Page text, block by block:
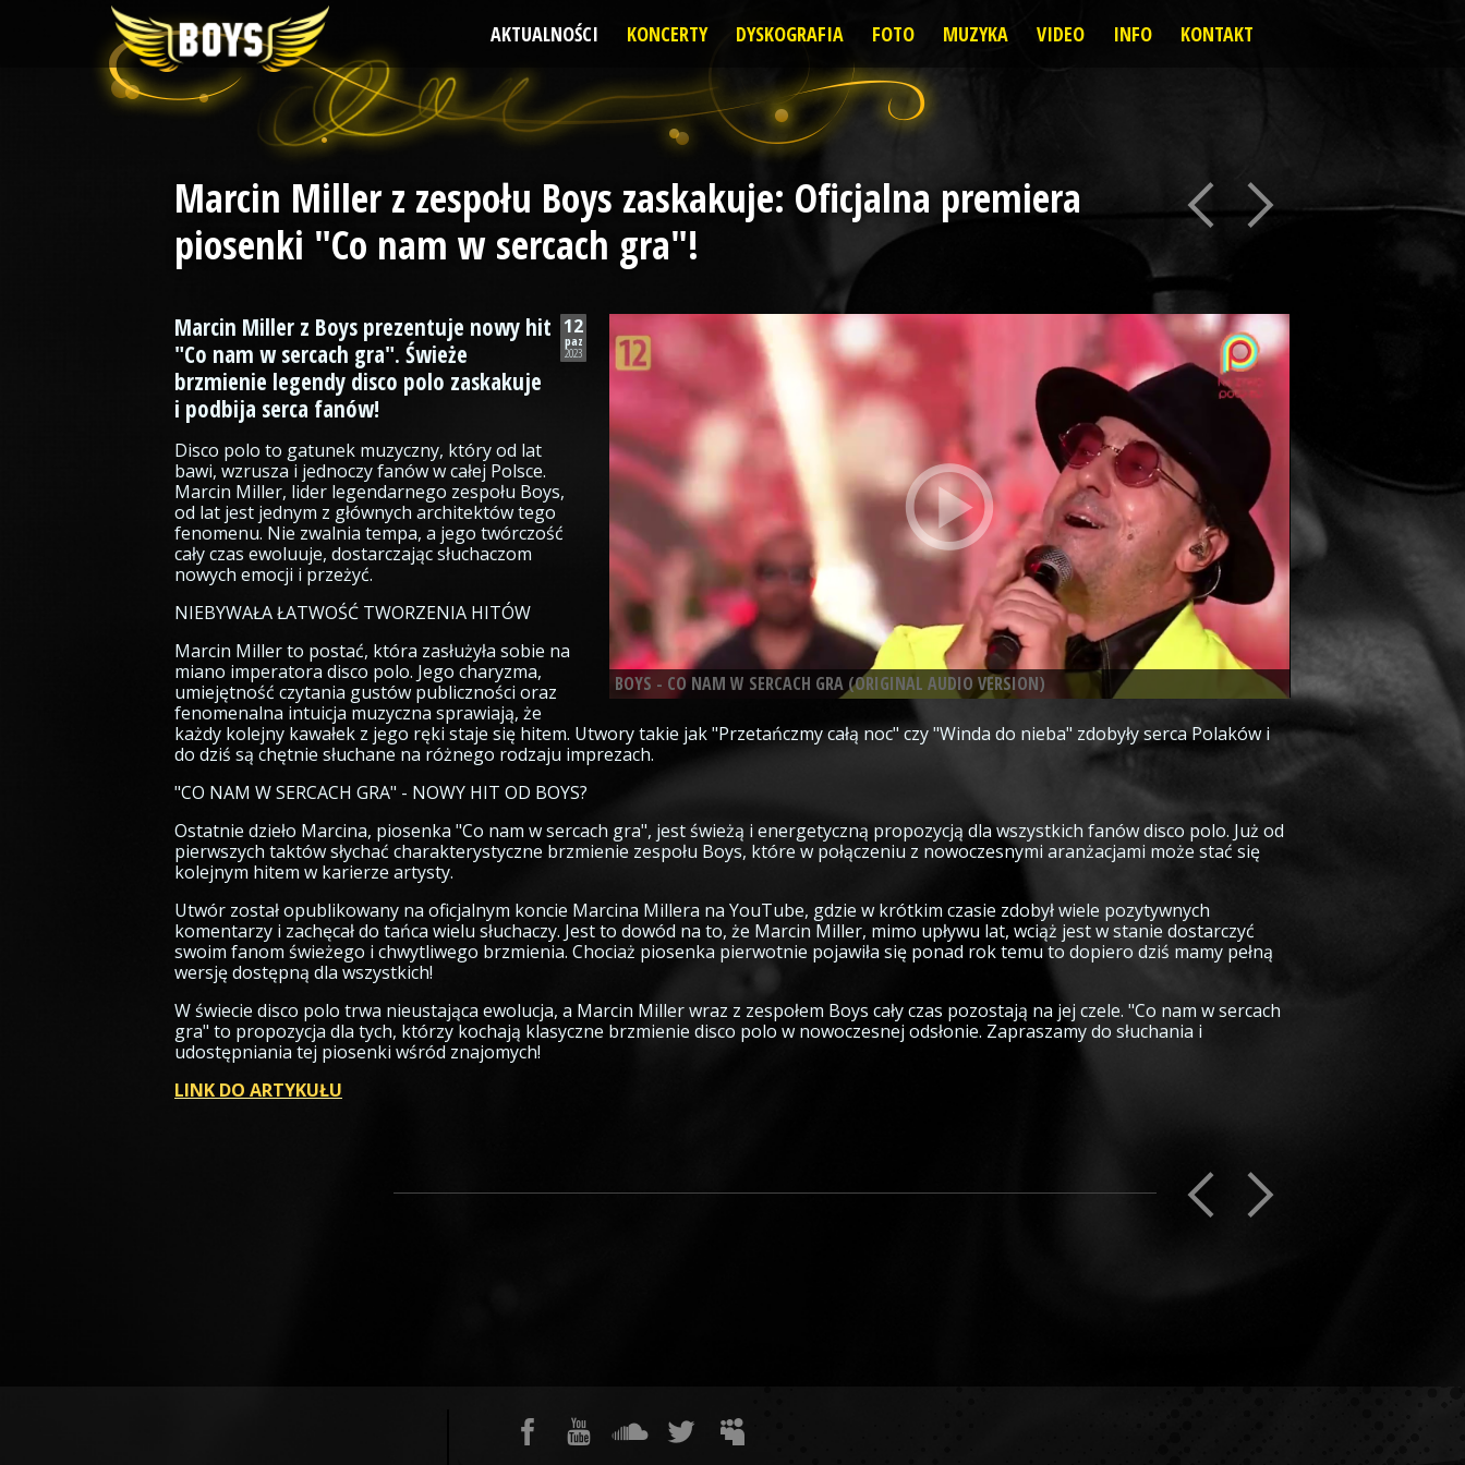
AKTUALNOŚCI KONCERTY DYSKOGRAFIA FOTO MUZYKA VIDEO INFO KONTAKT
Marcin Miller z zespołu Boys zaskakuje: Oficjalna premiera
piosenki "Co nam w sercach gra"!
BOYS - CO NAM W SERCACH GRA (ORIGINAL AUDIO VERSION)
12
paz
2023
Marcin Miller z Boys prezentuje nowy hit
"Co nam w sercach gra". Świeże
brzmienie legendy disco polo zaskakuje
i podbija serca fanów!
Disco polo to gatunek muzyczny, który od lat
bawi, wzrusza i jednoczy fanów w całej Polsce.
Marcin Miller, lider legendarnego zespołu Boys,
od lat jest jednym z głównych architektów tego
fenomenu. Nie zwalnia tempa, a jego twórczość
cały czas ewoluuje, dostarczając słuchaczom
nowych emocji i przeżyć.
NIEBYWAŁA ŁATWOŚĆ TWORZENIA HITÓW
Marcin Miller to postać, która zasłużyła sobie na
miano imperatora disco polo. Jego charyzma,
umiejętność czytania gustów publiczności oraz
fenomenalna intuicja muzyczna sprawiają, że
każdy kolejny kawałek z jego ręki staje się hitem. Utwory takie jak "Przetańczmy całą noc" czy "Winda do nieba" zdobyły serca Polaków i
do dziś są chętnie słuchane na różnego rodzaju imprezach.
"CO NAM W SERCACH GRA" - NOWY HIT OD BOYS?
Ostatnie dzieło Marcina, piosenka "Co nam w sercach gra", jest świeżą i energetyczną propozycją dla wszystkich fanów disco polo. Już od
pierwszych taktów słychać charakterystyczne brzmienie zespołu Boys, które w połączeniu z nowoczesnymi aranżacjami może stać się
kolejnym hitem w karierze artysty.
Utwór został opublikowany na oficjalnym koncie Marcina Millera na YouTube, gdzie w krótkim czasie zdobył wiele pozytywnych
komentarzy i zachęcał do tańca wielu słuchaczy. Jest to dowód na to, że Marcin Miller, mimo upływu lat, wciąż jest w stanie dostarczyć
swoim fanom świeżego i chwytliwego brzmienia. Chociaż piosenka pierwotnie pojawiła się ponad rok temu to dopiero dziś mamy pełną
wersję dostępną dla wszystkich!
W świecie disco polo trwa nieustająca ewolucja, a Marcin Miller wraz z zespołem Boys cały czas pozostają na jej czele. "Co nam w sercach
gra" to propozycja dla tych, którzy kochają klasyczne brzmienie disco polo w nowoczesnej odsłonie. Zapraszamy do słuchania i
udostępniania tej piosenki wśród znajomych!
LINK DO ARTYKUŁU